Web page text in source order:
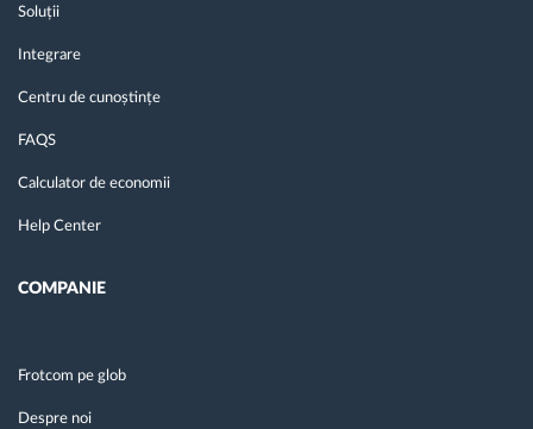
Soluții
Integrare
Centru de cunoștințe
FAQS
Calculator de economii
Help Center
COMPANIE
Frotcom pe glob
Despre noi